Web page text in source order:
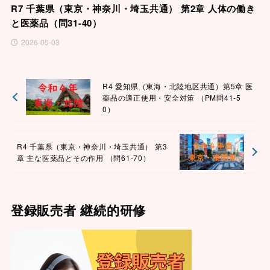
R7 千葉県（東京・神奈川・埼玉共通） 第2章 人体の働き
と医薬品（問31-40）
2026-05-03
R4 愛知県（東海・北陸地区共通）第5章 医
薬品の適正使用・安全対策 （PM問41-5
0）
R4 千葉県（東京・神奈川・埼玉共通） 第3
章 主な医薬品とその作用 （問61-70）
登録販売者 継続的研修